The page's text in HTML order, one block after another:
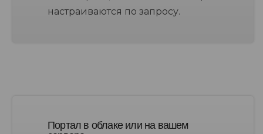
настраиваются по запросу.
Портал в облаке или на вашем